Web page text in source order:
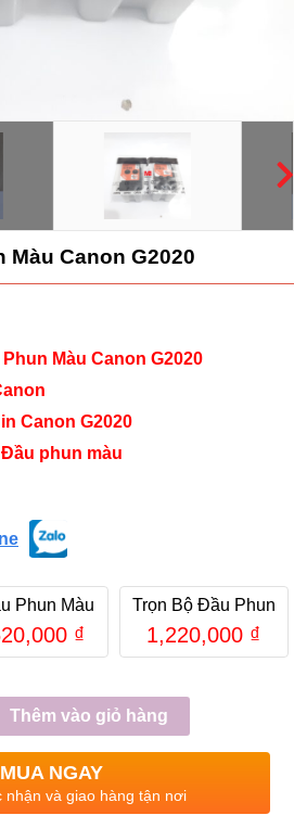
Màu Canon G2020
Màu Canon G2020
in Canon G2020
Đầu phun màu
Phun Màu
₫
Trọn Bộ Đầu Phun
1,220,000 ₫
Thêm vào giỏ hàng
MUA NGAY
nhận và giao hàng tận nơi